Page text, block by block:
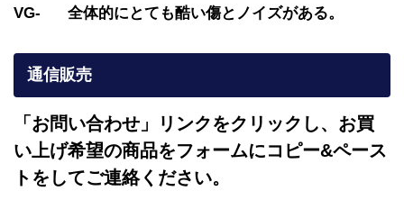
VG- 全体的にとても酷い傷とノイズがある。
通信販売
「お問い合わせ」リンクをクリックし、 お買
い上げ希望の商品をフォームにコピー&ペース
トをしてご連絡ください。